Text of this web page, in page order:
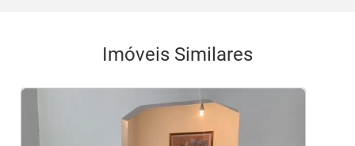
Imóveis Similares